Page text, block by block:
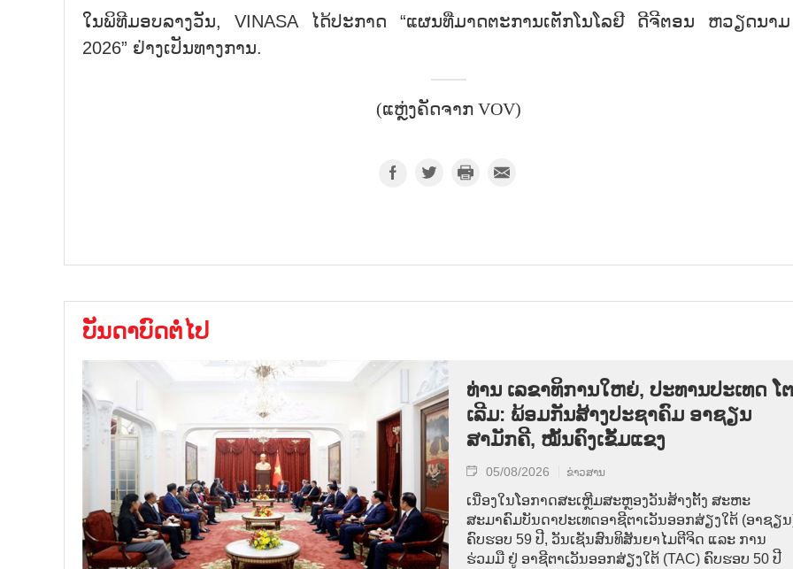
ໃນ​ພິ​ທີ​ມອບ​ລາງວັນ, VINASA ໄດ້​ປະ​ກາດ “ແຜນ​ທີ່​ມາດ​ຕະ​ການ​ເຕັກ​ໂນ​ໂລຢ​ີ ດີ​ຈີ​ຕອນ ຫວຽດ​ນາ
2026” ຢ່າງ​ເປັນ​ທາງ​ການ.
(ແຫຼ່ງຄັດຈາກ VOV)
ບັນດາບົດຕໍ່ໄປ
ທ່ານ ເລຂາທິການໃຫຍ່, ປະທານປະເທດ ໂຕ
ເລີມ: ພ້ອມກັນສ້າງປະຊາຄົມ ອາຊຽນ
ສາມັກຄີ, ໝັ້ນຄົງເຂັ້ມແຂງ
05/08/2026 ຂ່າວສານ
ເນື່ອງໃນໂອກາດສະເຫຼີມສະຫຼອງວັນສ້າງຕັ້ງ ສະຫະ
ສະມາຄົມບັນດາປະເທດອາຊີຕາເວັນອອກສ່ຽງໃຕ້ (ອາຊຽ
ຄົບຮອບ 59 ປີ, ວັນເຊັນສົນທິສັນຍາໄມຕີຈິດ ແລະ ການ
ຮ່ວມມື ຢູ່ ອາຊີຕາເວັນອອກສ່ຽງໃຕ້ (TAC) ຄົບຮອບ 50 ປີ